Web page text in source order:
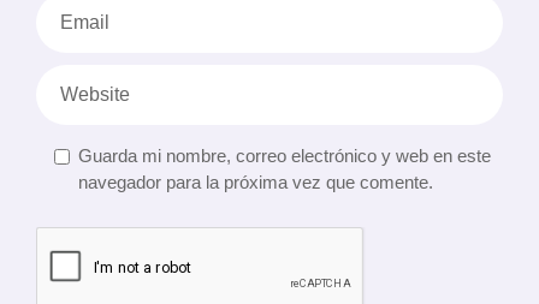
Guarda mi nombre, correo electrónico y web en este
navegador para la próxima vez que comente.